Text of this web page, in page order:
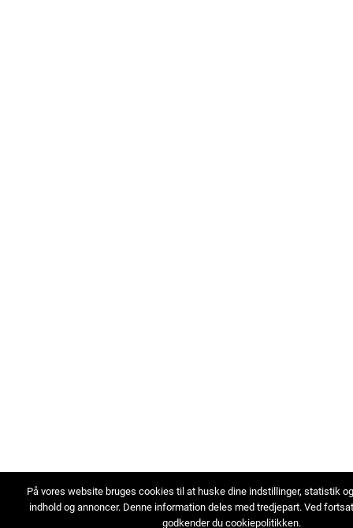
På vores website bruges cookies til at huske dine indstillinger, statistik
indhold og annoncer. Denne information deles med tredjepart. Ved
godkender du cookiepolitikken.